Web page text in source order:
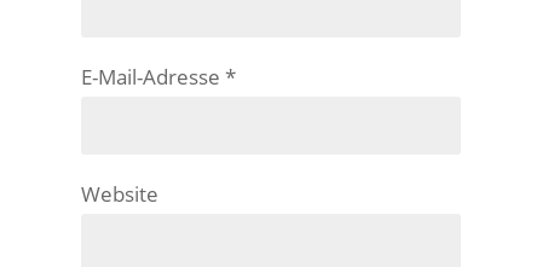
E-Mail-Adresse*
Website